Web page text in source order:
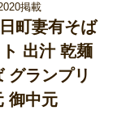
掲載
町妻有そば
出汁 乾麺
グランプリ
御中元